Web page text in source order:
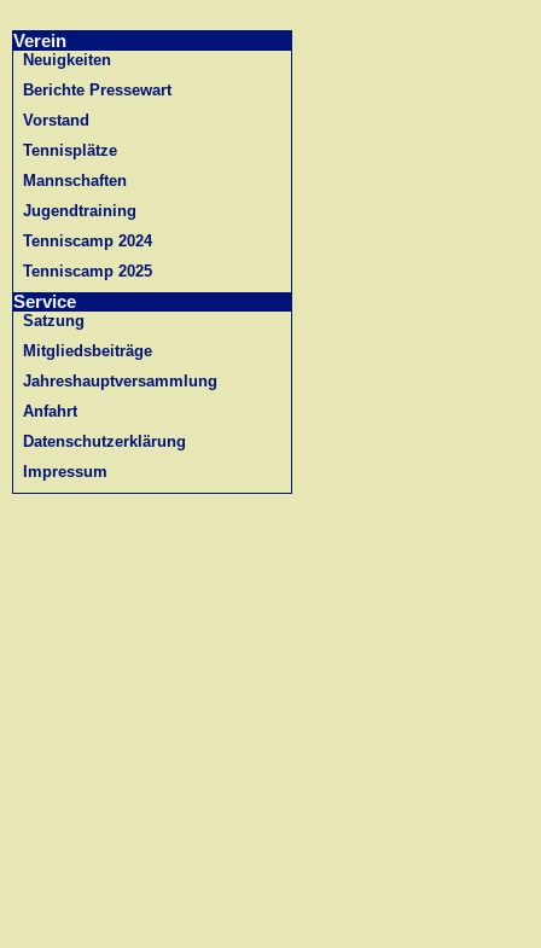
Verein
Neuigkeiten
Berichte Pressewart
Vorstand
Tennisplätze
Mannschaften
Jugendtraining
Tenniscamp 2024
Tenniscamp 2025
Service
Satzung
Mitgliedsbeiträge
Jahreshauptversammlung
Anfahrt
Datenschutzerklärung
Impressum